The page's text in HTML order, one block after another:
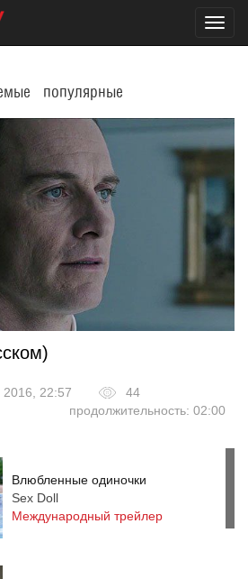
популярные
22:57
44
продолжительность: 02:00
Влюбленные одиночки
Sex Doll
Международный трейлер